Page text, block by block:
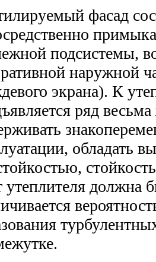
фасад
подсистемы,
наружной
экрана). К
ряд
обладать
утеплителя должна